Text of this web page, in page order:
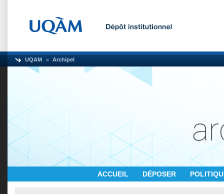
UQAM Archipel
ACCUEIL DÉPOSER